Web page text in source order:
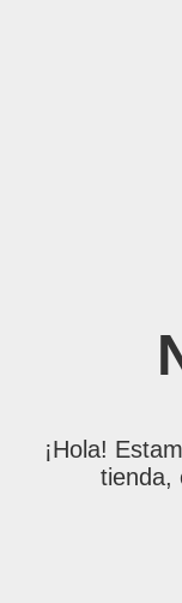
¡Hola!
tienda,